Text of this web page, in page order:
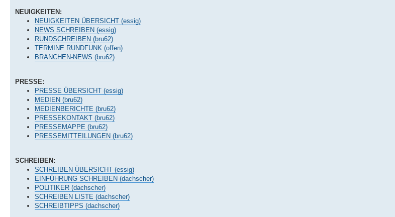
NEUIGKEITEN:
NEUIGKEITEN ÜBERSICHT (essig)
NEWS SCHREIBEN (essig)
RUNDSCHREIBEN (bru62)
TERMINE RUNDFUNK (offen)
BRANCHEN-NEWS (bru62)
PRESSE:
PRESSE ÜBERSICHT (essig)
MEDIEN (bru62)
MEDIENBERICHTE (bru62)
PRESSEKONTAKT (bru62)
PRESSEMAPPE (bru62)
PRESSEMITTEILUNGEN (bru62)
SCHREIBEN:
SCHREIBEN ÜBERSICHT (essig)
EINFÜHRUNG SCHREIBEN (dachscher)
POLITIKER (dachscher)
SCHREIBEN LISTE (dachscher)
SCHREIBTIPPS (dachscher)